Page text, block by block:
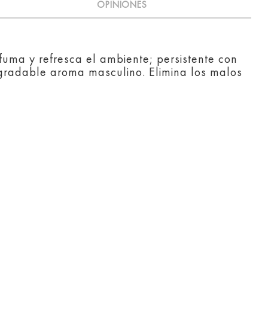
OPINIONES
y refresca el ambiente; persistente con
aroma masculino. Elimina los malos